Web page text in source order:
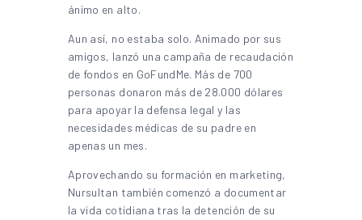
ánimo en alto.
Aun así, no estaba solo. Animado por sus
amigos, lanzó una campaña de recaudación
de fondos en GoFundMe. Más de 700
personas donaron más de 28.000 dólares
para apoyar la defensa legal y las
necesidades médicas de su padre en
apenas un mes.
Aprovechando su formación en marketing,
Nursultan también comenzó a documentar
la vida cotidiana tras la detención de su